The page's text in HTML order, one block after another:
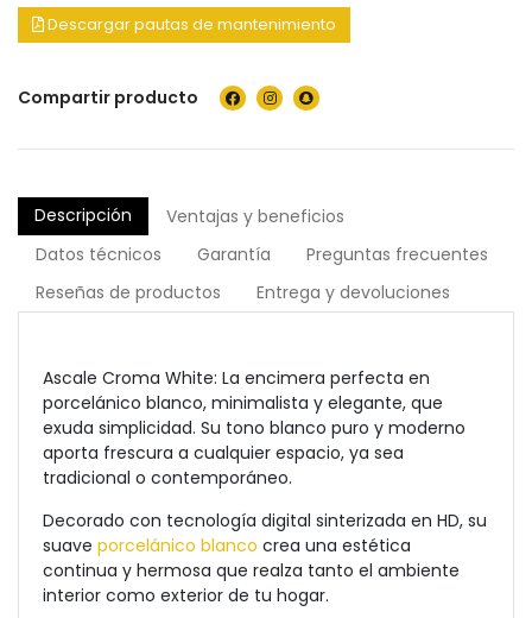
Descargar pautas de mantenimiento
Compartir producto
Descripción
Ventajas y beneficios
Datos técnicos
Garantía
Preguntas frecuentes
Reseñas de productos
Entrega y devoluciones
Ascale Croma White: La encimera perfecta en
porcelánico blanco, minimalista y elegante, que
exuda simplicidad. Su tono blanco puro y moderno
aporta frescura a cualquier espacio, ya sea
tradicional o contemporáneo.
Decorado con tecnología digital sinterizada en HD, su
suave porcelánico blanco crea una estética
continua y hermosa que realza tanto el ambiente
interior como exterior de tu hogar.